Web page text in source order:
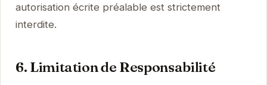
autorisation écrite préalable est strictement
interdite.
6. Limitation de Responsabilité